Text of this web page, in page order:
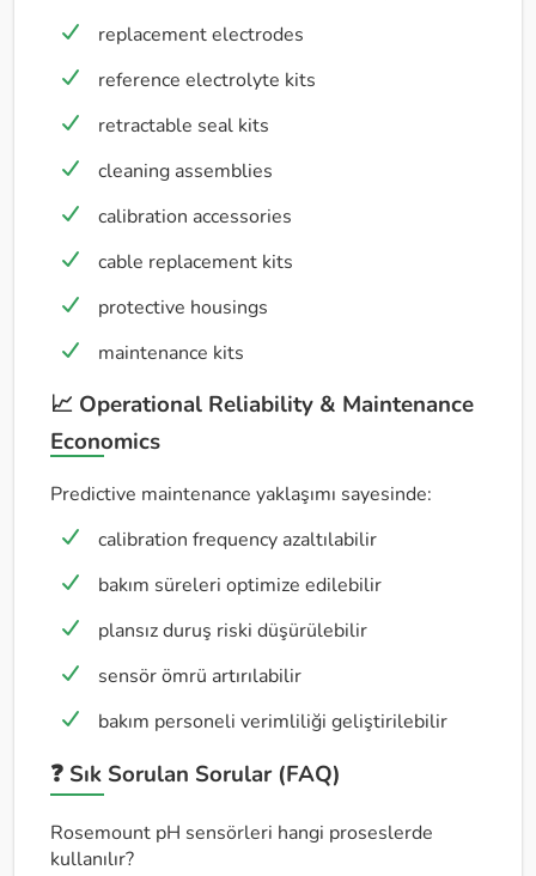
replacement electrodes
reference electrolyte kits
retractable seal kits
cleaning assemblies
calibration accessories
cable replacement kits
protective housings
maintenance kits
📈 Operational Reliability & Maintenance
Economics
Predictive maintenance yaklaşımı sayesinde:
calibration frequency azaltılabilir
bakım süreleri optimize edilebilir
plansız duruş riski düşürülebilir
sensör ömrü artırılabilir
bakım personeli verimliliği geliştirilebilir
❓ Sık Sorulan Sorular (FAQ)
Rosemount pH sensörleri hangi proseslerde
kullanılır?